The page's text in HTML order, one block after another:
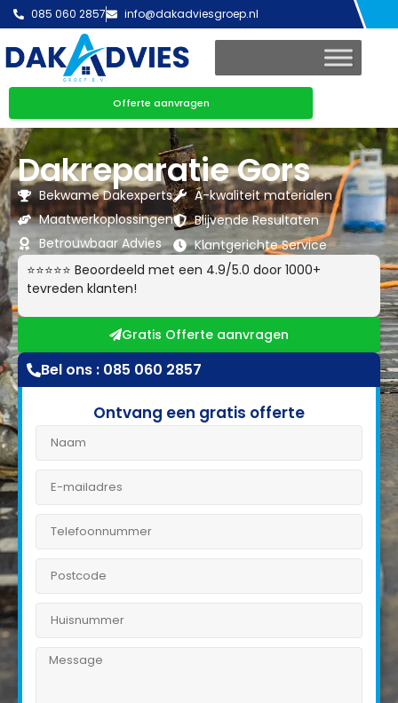
085 060 2857 info@dakadviesgroep.nl
Offerte aanvragen
Dakreparatie Gors
Bekwame Dakexperts
Maatwerkoplossingen
Betrouwbaar Advies
A-kwaliteit materialen
Blijvende Resultaten
Klantgerichte Service
⭐⭐⭐⭐⭐ Beoordeeld met een 4.9/5.0 door 1000+
tevreden klanten!
Gratis Offerte aanvragen
Bel ons : 085 060 2857
Ontvang een gratis offerte